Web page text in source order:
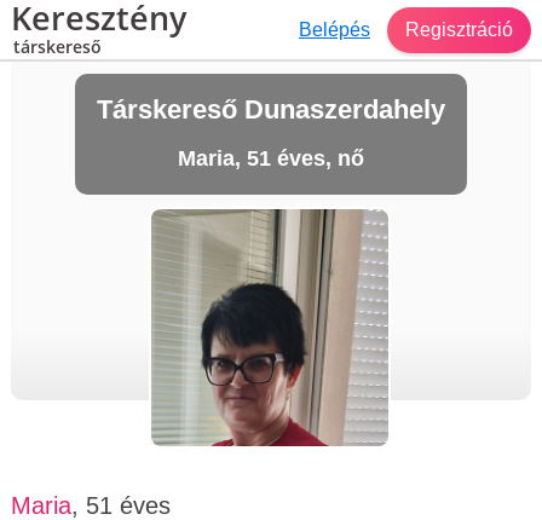
Keresztény
társkereső
Belépés Regisztráció
Társkereső Dunaszerdahely
Maria, 51 éves, nő
Maria, 51 éves